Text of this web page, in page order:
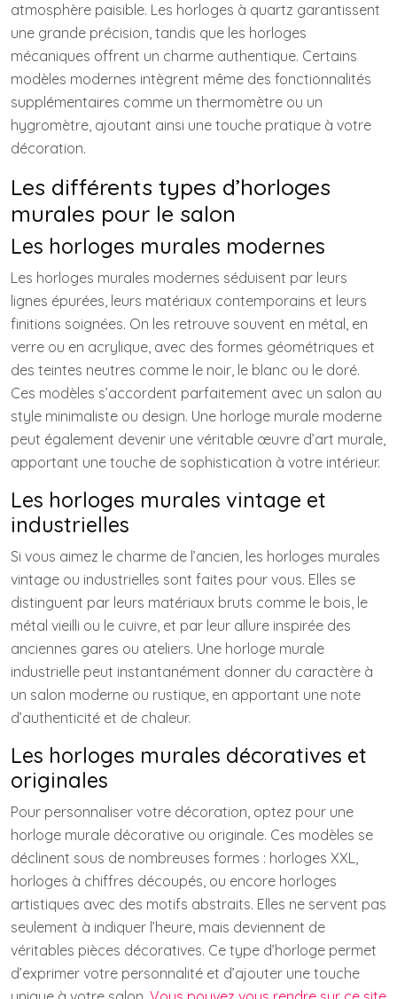
atmosphère paisible. Les horloges à quartz garantissent
une grande précision, tandis que les horloges
mécaniques offrent un charme authentique. Certains
modèles modernes intègrent même des fonctionnalités
supplémentaires comme un thermomètre ou un
hygromètre, ajoutant ainsi une touche pratique à votre
décoration.
Les différents types d’horloges
murales pour le salon
Les horloges murales modernes
Les horloges murales modernes séduisent par leurs
lignes épurées, leurs matériaux contemporains et leurs
finitions soignées. On les retrouve souvent en métal, en
verre ou en acrylique, avec des formes géométriques et
des teintes neutres comme le noir, le blanc ou le doré.
Ces modèles s’accordent parfaitement avec un salon au
style minimaliste ou design. Une horloge murale moderne
peut également devenir une véritable œuvre d’art murale,
apportant une touche de sophistication à votre intérieur.
Les horloges murales vintage et
industrielles
Si vous aimez le charme de l’ancien, les horloges murales
vintage ou industrielles sont faites pour vous. Elles se
distinguent par leurs matériaux bruts comme le bois, le
métal vieilli ou le cuivre, et par leur allure inspirée des
anciennes gares ou ateliers. Une horloge murale
industrielle peut instantanément donner du caractère à
un salon moderne ou rustique, en apportant une note
d’authenticité et de chaleur.
Les horloges murales décoratives et
originales
Pour personnaliser votre décoration, optez pour une
horloge murale décorative ou originale. Ces modèles se
déclinent sous de nombreuses formes : horloges XXL,
horloges à chiffres découpés, ou encore horloges
artistiques avec des motifs abstraits. Elles ne servent pas
seulement à indiquer l’heure, mais deviennent de
véritables pièces décoratives. Ce type d’horloge permet
d’exprimer votre personnalité et d’ajouter une touche